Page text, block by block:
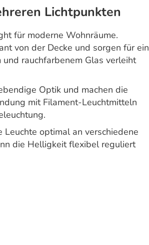
Lichtpunkten
für moderne Wohnräume.
von der Decke und sorgen für ein
rauchfarbenem Glas verleiht
Optik und machen die
mit Filament-Leuchtmitteln
optimal an verschiedene
die Helligkeit flexibel reguliert